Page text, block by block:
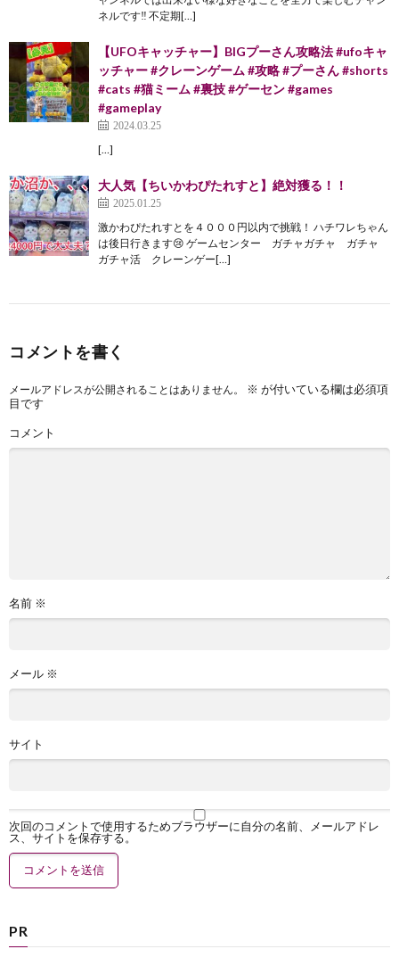
ネルです‼︎ 不定期[…]
【UFOキャッチャー】BIGプーさん攻略法 #ufoキャ
ッチャー #クレーンゲーム #攻略 #プーさん #shorts
#cats #猫ミーム #裏技 #ゲーセン #games
#gameplay
2024.03.25
[…]
大人気【ちいかわぴたれすと】絶対獲る！！
2025.01.25
激かわぴたれすとを４０００円以内で挑戦！ ハチワレちゃん
は後日行きます😢 ゲームセンター ガチャガチャ ガチャ
ガチャ活 クレーンゲー[…]
コメントを書く
メールアドレスが公開されることはありません。 ※ が付いている欄は必須項
目です
コメント
名前 ※
メール ※
サイト
次回のコメントで使用するためブラウザーに自分の名前、メールアドレ
ス、サイトを保存する。
PR